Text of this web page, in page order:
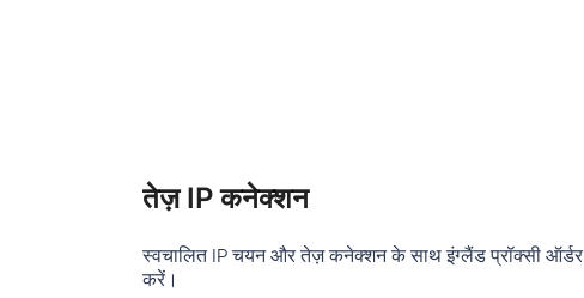
तेज़ IP कनेक्शन
स्वचालित IP चयन और तेज़ कनेक्शन के साथ इंग्लैंड प्रॉक्सी ऑर्डर
करें।